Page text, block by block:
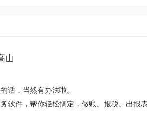
山
话，当然有办法啦。
软件，帮你轻松搞定，做账、报税、出报